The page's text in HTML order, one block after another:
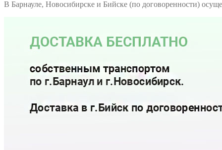
В Барнауле, Новосибирске и Бийске (по договоренности)